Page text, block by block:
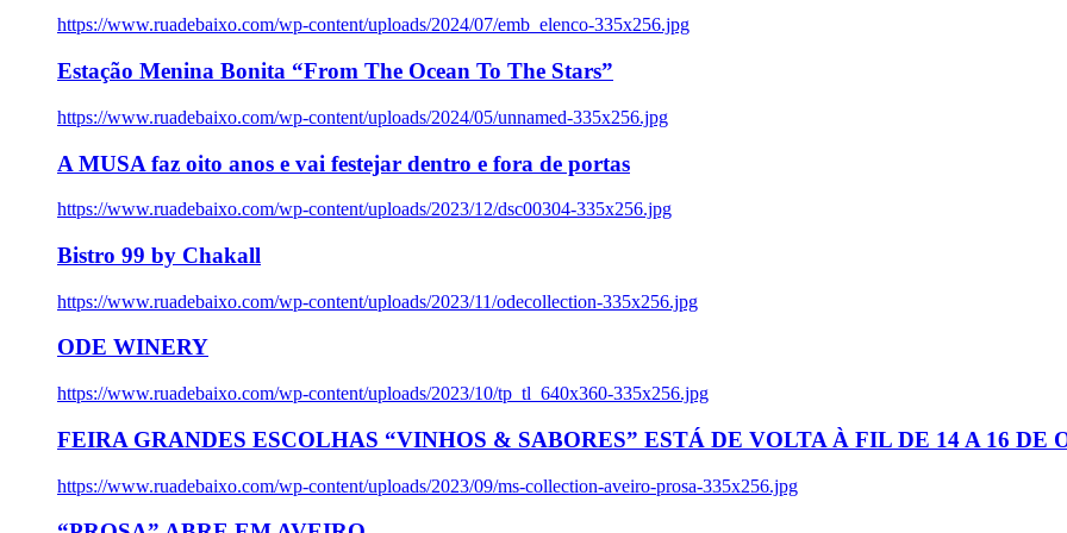
https://www.ruadebaixo.com/wp-content/uploads/2024/07/emb_elenco-335x256.jpg
Estação Menina Bonita “From The Ocean To The Stars”
https://www.ruadebaixo.com/wp-content/uploads/2024/05/unnamed-335x256.jpg
A MUSA faz oito anos e vai festejar dentro e fora de portas
https://www.ruadebaixo.com/wp-content/uploads/2023/12/dsc00304-335x256.jpg
Bistro 99 by Chakall
https://www.ruadebaixo.com/wp-content/uploads/2023/11/odecollection-335x256.jpg
ODE WINERY
https://www.ruadebaixo.com/wp-content/uploads/2023/10/tp_tl_640x360-335x256.jpg
FEIRA GRANDES ESCOLHAS “VINHOS & SABORES” ESTÁ DE VOLTA À FIL DE 14 A 16 DE
https://www.ruadebaixo.com/wp-content/uploads/2023/09/ms-collection-aveiro-prosa-335x256.jpg